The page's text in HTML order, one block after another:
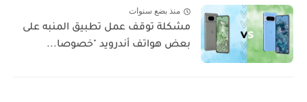
منذ بضع سنوات
مشكلة توقف عمل تطبيق المنبه على
بعض هواتف أندرويد "خصوصا...